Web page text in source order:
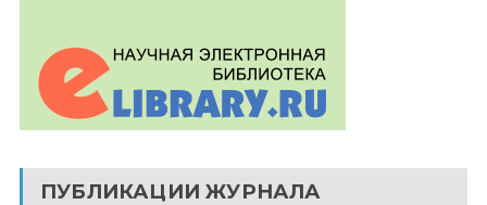
ПУБЛИКАЦИИ ЖУРНАЛА